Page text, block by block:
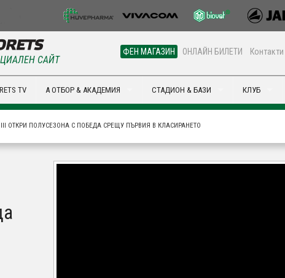
ФЕН МАГАЗИН ОНЛАЙН БИЛЕТИ Контакти
САЙТ
TV А ОТБОР & АКАДЕМИЯ СТАДИОН & БАЗИ КЛУБ
ОТКРИ ПОЛУСЕЗОНА С ПОБЕДА СРЕЩУ ПЪРВИЯ В КЛАСИРАНЕТО